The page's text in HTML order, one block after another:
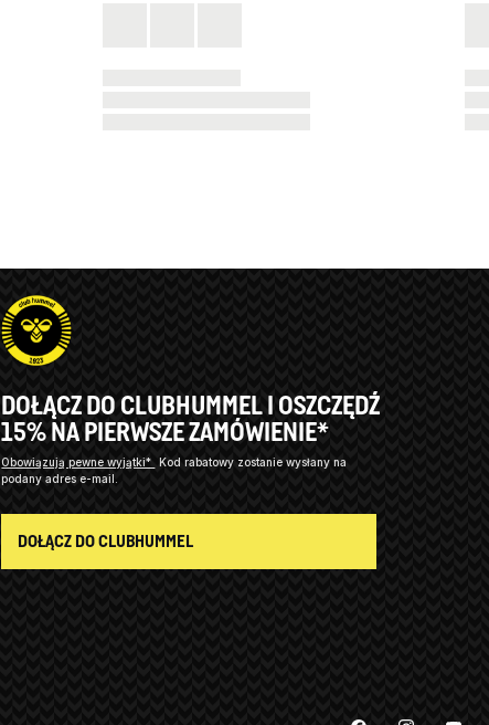
DOŁĄCZ DO CLUBHUMMEL I OSZCZĘDŹ
15% NA PIERWSZE ZAMÓWIENIE*
Obowiązują pewne wyjątki*
Kod rabatowy zostanie wysłany na
podany adres e-mail.
DOŁĄCZ DO CLUBHUMMEL